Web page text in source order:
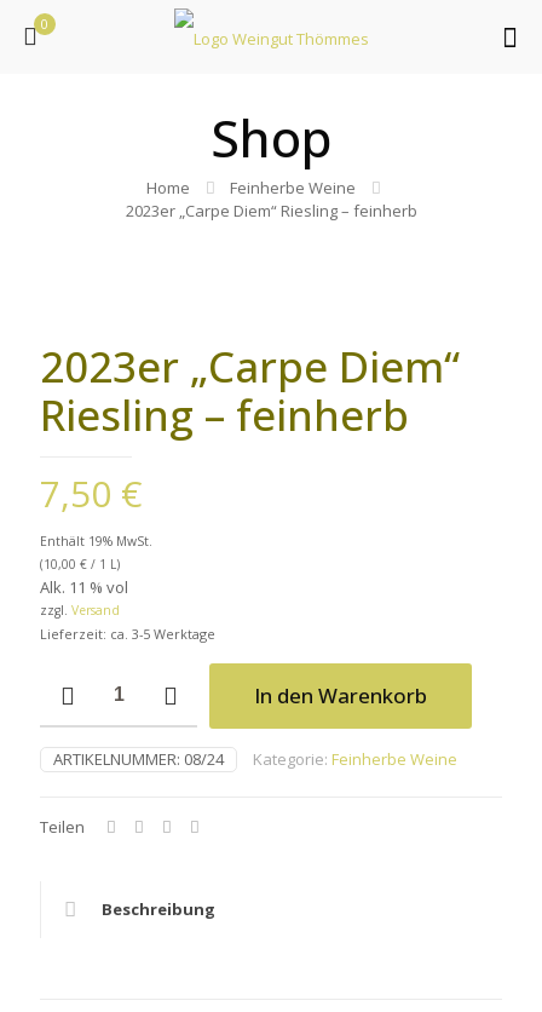
0
Shop
Home
Feinherbe Weine
2023er „Carpe Diem“ Riesling – feinherb
2023er „Carpe Diem“
Riesling – feinherb
7,50 €
Enthält 19% MwSt.
(10,00 € / 1 L)
Alk. 11 % vol
zzgl. Versand
Lieferzeit: ca. 3-5 Werktage
Diem"
Riesling
-
In den Warenkorb
ARTIKELNUMMER: 08/24 Kategorie: Feinherbe Weine
Teilen
Beschreibung